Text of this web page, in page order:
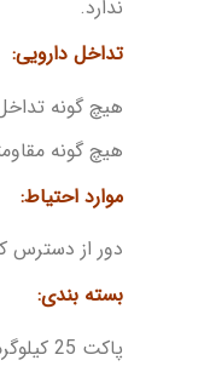
ندارد.
تداخل دارویی:
هیچ گونه
هیچ گونه
موارد احتیاط:
دور از دسترس
بسته بندی:
پاکت 25 کیلوگرمی